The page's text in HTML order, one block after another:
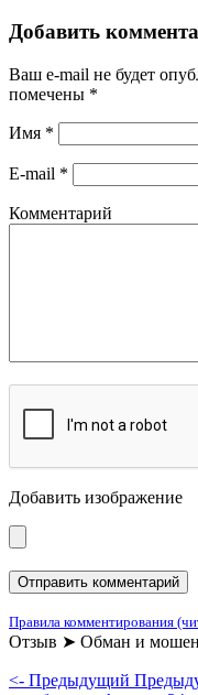
Добавить
Ваш e-mail не будет
помечены *
Имя *
E-mail *
Комментарий
Добавить изображение
Правила комментирования
Отзыв ➤ Обман и
<- Предыдущий